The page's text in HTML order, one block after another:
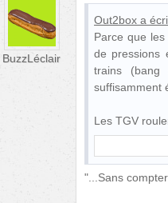
BuzzLéclair
Out2box a
Parce que
de pressions
trains (bang
suffisamment
Les TGV
"...Sans